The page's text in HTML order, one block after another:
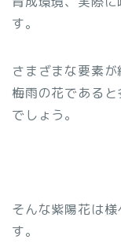
す。
さまざまな要素
梅雨の花である
でしょう。
そんな紫陽花は
す。